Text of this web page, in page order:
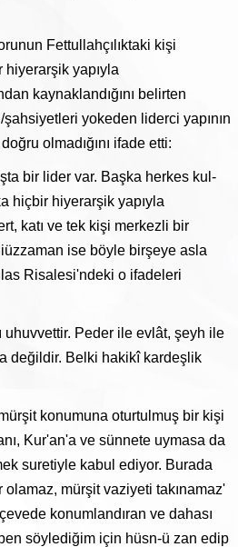
Fettullahçılıktaki kişi
yapıyla
kaynaklandığını belirten
yokeden liderci yapının
olmadığını ifade etti:
bir lider var. Başka herkes kul-
hiçbir hiyerarşik yapıyla
katı ve tek kişi merkezli bir
ise böyle birşeye asla
Risalesi'ndeki o ifadeleri
uhuvvettir. Peder ile evlât, şeyh ile
değildir. Belki hakikî kardeşlik
konumuna oturtulmuş bir kişi
Kur'an'a ve sünnete uymasa da
suretiyle kabul ediyor. Burada
mürşit vaziyeti takınamaz'
konumlandıran ve dahası
söylediğim için hüsn-ü zan edip